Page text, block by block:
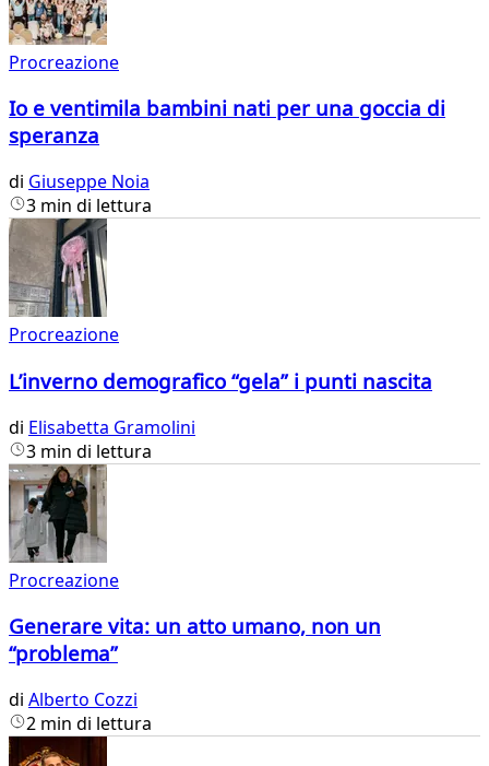
Procreazione
Io e ventimila bambini nati per una goccia di
speranza
di Giuseppe Noia
3 min di lettura
Procreazione
L’inverno demografico “gela” i punti nascita
di Elisabetta Gramolini
3 min di lettura
Procreazione
Generare vita: un atto umano, non un
“problema”
di Alberto Cozzi
2 min di lettura